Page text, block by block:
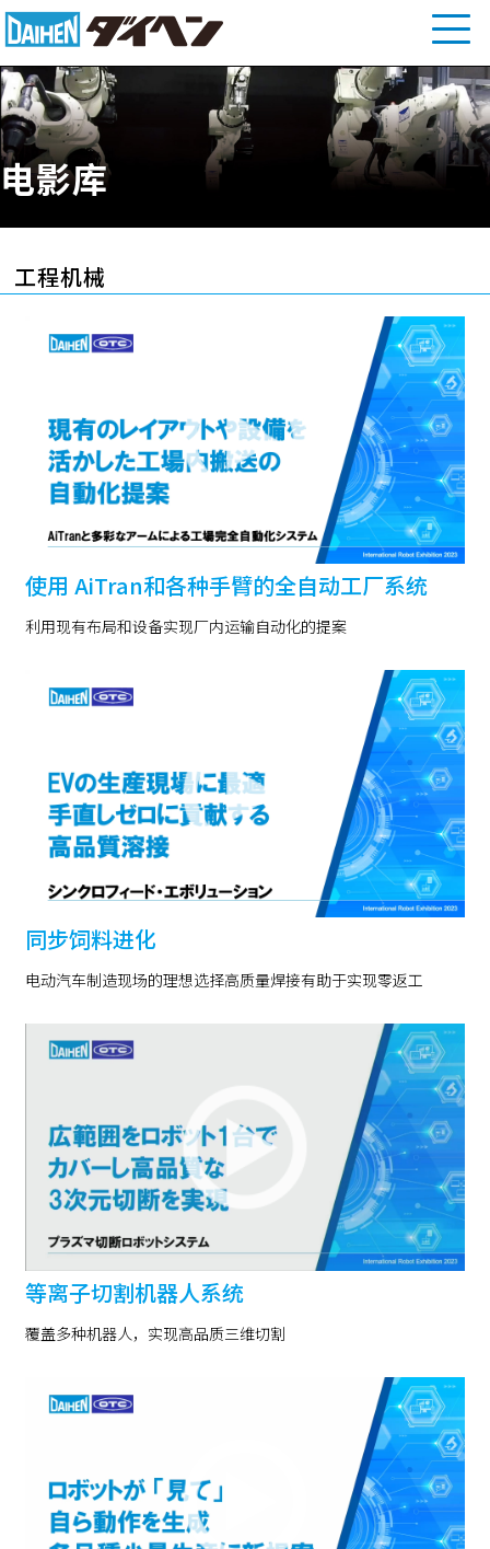
电影库
工程机械
使用 AiTran和各种手臂的全自动工厂系统
利用现有布局和设备实现厂内运输自动化的提案
同步饲料进化
电动汽车制造现场的理想选择高质量焊接有助于实现零返工
等离子切割机器人系统
覆盖多种机器人，实现高品质三维切割